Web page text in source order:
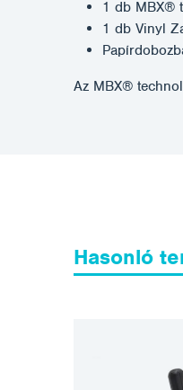
1 db MBX®
1 db Vinyl
Az MBX®
Hasonló